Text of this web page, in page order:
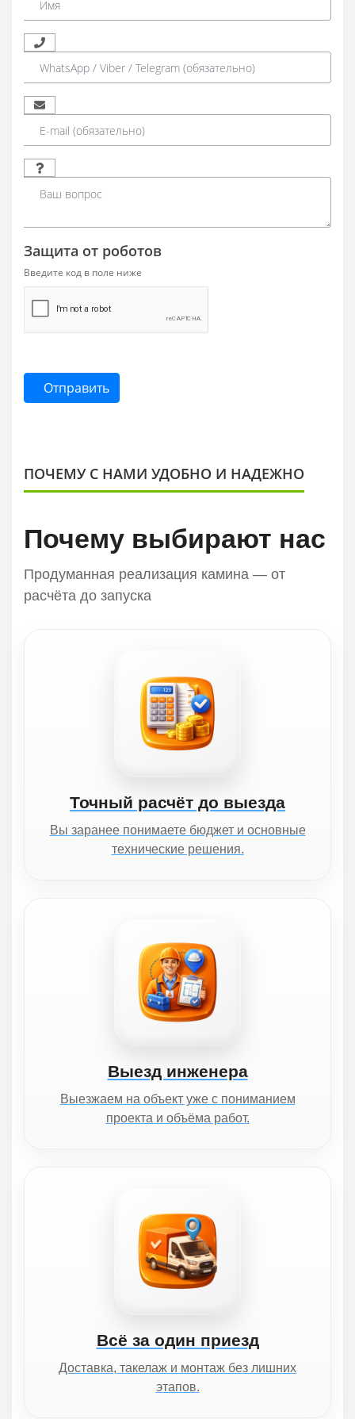
Защита от роботов
Введите код в поле ниже
Отправить
ПОЧЕМУ С НАМИ УДОБНО И НАДЕЖНО
Почему выбирают нас
Продуманная реализация камина — от
расчёта до запуска
Точный расчёт до выезда
Вы заранее понимаете бюджет и основные
технические решения.
Выезд инженера
Выезжаем на объект уже с пониманием
проекта и объёма работ.
Всё за один приезд
Доставка, такелаж и монтаж без лишних
этапов.